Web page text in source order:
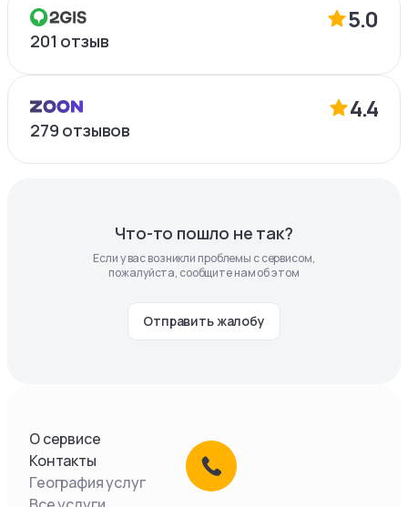
5.0
201 отзыв
4.4
279 отзывов
Что-то пошло не так?
Если у вас возникли проблемы с сервисом,
пожалуйста, сообщите нам об этом
Отправить жалобу
О сервисе
Контакты
География услуг